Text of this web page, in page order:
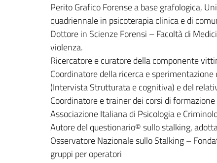
Perito Grafico Forense a base grafologica,
quadriennale in psicoterapia clinica e di
Dottore in Scienze Forensi – Facoltà di
violenza.
Ricercatore e curatore della componente
Coordinatore della ricerca e
(Intervista Strutturata e cognitiva) e del
Coordinatore e trainer dei corsi di
Associazione Italiana di Psicologia e
Autore del questionario© sullo stalking,
Osservatore Nazionale sullo Stalking –
gruppi per operatori